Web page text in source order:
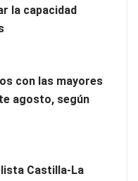
la capacidad
con las mayores
agosto, según
Castilla-La